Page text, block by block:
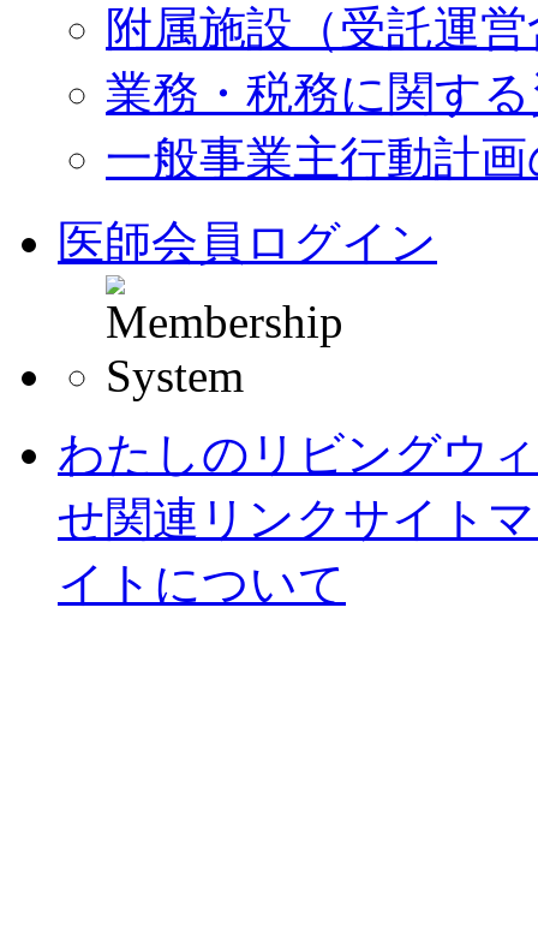
附属施設（受託運
業務・税務に関す
一般事業主行動計
医師会員ログイン
わたしのリビングウ
せ関連リンクサイト
イトについて